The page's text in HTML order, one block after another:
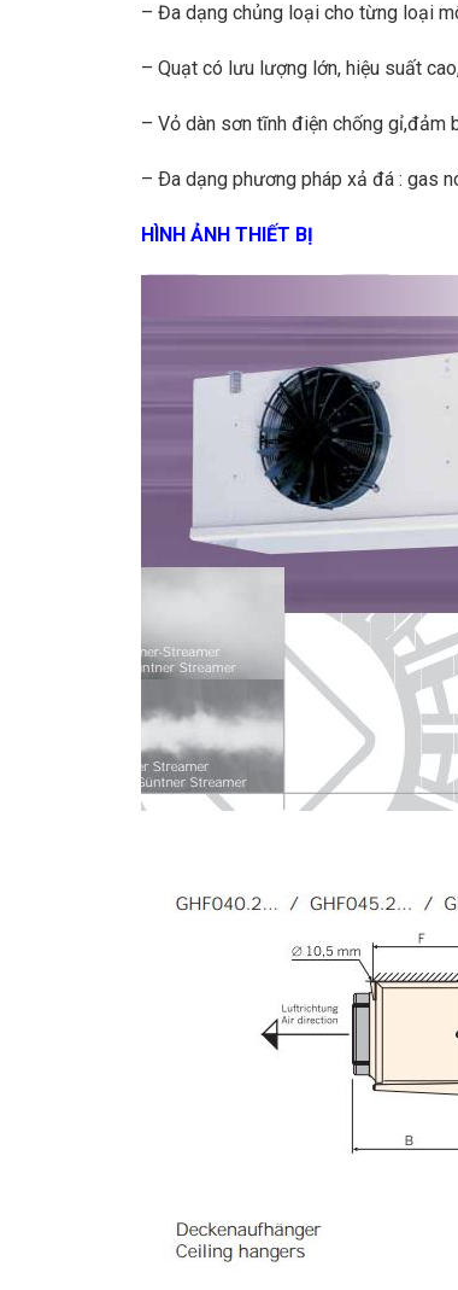
– Đa dạng chủng loại cho từng loại
– Quạt có lưu lượng lớn, hiệu suất
– Vỏ dàn sơn tĩnh điện chống gỉ,đảm
– Ða dạng phương pháp xả đá : gas
HÌNH ẢNH THIẾT BỊ